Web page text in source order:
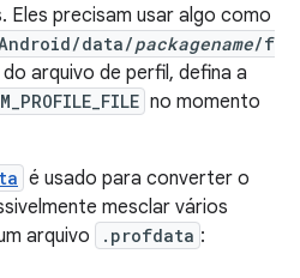
Eles precisam usar algo como
data/packagename/f
arquivo de perfil, defina a
no momento
é usado para converter o
mesclar vários
arquivo .profdata :